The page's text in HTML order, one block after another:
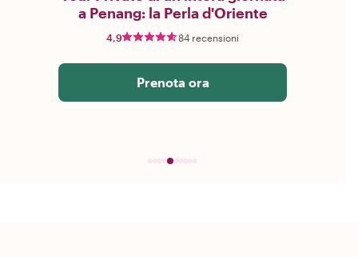
a Penang: la Perla d'Oriente
4,9 84 recensioni
Prenota ora